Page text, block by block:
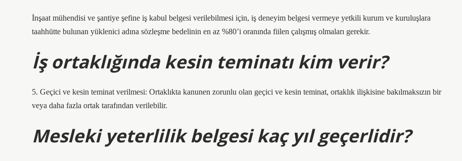
İnşaat mühendisi ve şantiye şefine iş kabul belgesi verilebilmesi için, iş deneyim belgesi vermeye yetkili kurum ve kuruluşlara
taahhütte bulunan yüklenici adına sözleşme bedelinin en az %80’i oranında fiilen çalışmış olmaları gerekir.
İş ortaklığında kesin teminatı kim verir?
5. Geçici ve kesin teminat verilmesi: Ortaklıkta kanunen zorunlu olan geçici ve kesin teminat, ortaklık ilişkisine bakılmaksızın bir
veya daha fazla ortak tarafından verilebilir.
Mesleki yeterlilik belgesi kaç yıl geçerlidir?